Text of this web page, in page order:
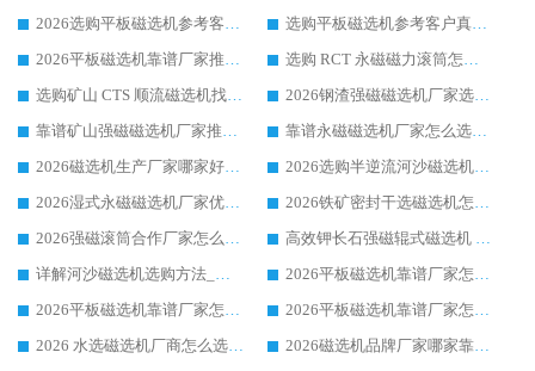
2026选购平板磁选机参考客户真实体验，华体会手机网页版-华体会(中国) 厂家行业口碑排名前列
选购平板磁选机参考客户真实体验，华体会手机网页版-华体会(中国) 厂家依托行业口碑收获大量客户认可
2026平板磁选机靠谱厂家推荐_ 华体会手机网页版-华体会(中国) 凭借良好口碑获得众多客户认可
选购 RCT 永磁磁力滚筒怎么选?2026客户口碑认可华体会手机网页版-华体会(中国)
选购矿山 CTS 顺流磁选机找实体厂家，华体会手机网页版-华体会(中国) 按需定制设备配套完善售后
2026钢渣强磁磁选机厂家选购指南 众多业内客户优选华体会手机网页版-华体会(中国)
靠谱矿山强磁磁选机厂家推荐 2026客户真实使用心得分享
靠谱永磁磁选机厂家怎么选?福建客户真实体验分享华体会手机网页版-华体会(中国) 品牌
2026磁选机生产厂家哪家好?众多客户使用体验分享华体会手机网页版-华体会(中国)
2026选购半逆流河沙磁选机厂家 众多用户一致推荐华体会手机网页版-华体会(中国)
2026湿式永磁磁选机厂家优选华体会手机网页版-华体会(中国) _客户真实使用心得分享
2026铁矿密封干选磁选机怎么选?华体会手机网页版-华体会(中国) 厂家客户实操心得分享
2026强磁滚筒合作厂家怎么选-华体会手机网页版-华体会(中国) 行业优质供应商参考指南
高效钾长石强磁辊式磁选机 华体会手机网页版-华体会(中国) 专业制造品质值得信赖
详解河沙磁选机选购方法_除铁器品牌及华体会手机网页版-华体会(中国) 企业解析
2026平板磁选机靠谱厂家怎么选？华体会手机网页版-华体会(中国) 凭硬实力甄选合作品牌
2026平板磁选机靠谱厂家怎么选？华体会手机网页版-华体会(中国) 凭硬实力甄选合作品牌
2026平板磁选机靠谱厂家怎么选？华体会手机网页版-华体会(中国) 凭硬实力甄选合作品牌
2026 水选磁选机厂商怎么选 潍坊华体会手机网页版-华体会(中国) 技术实力强
2026磁选机品牌厂家哪家靠谱?行业优选华体会手机网页版-华体会(中国) 实力出众